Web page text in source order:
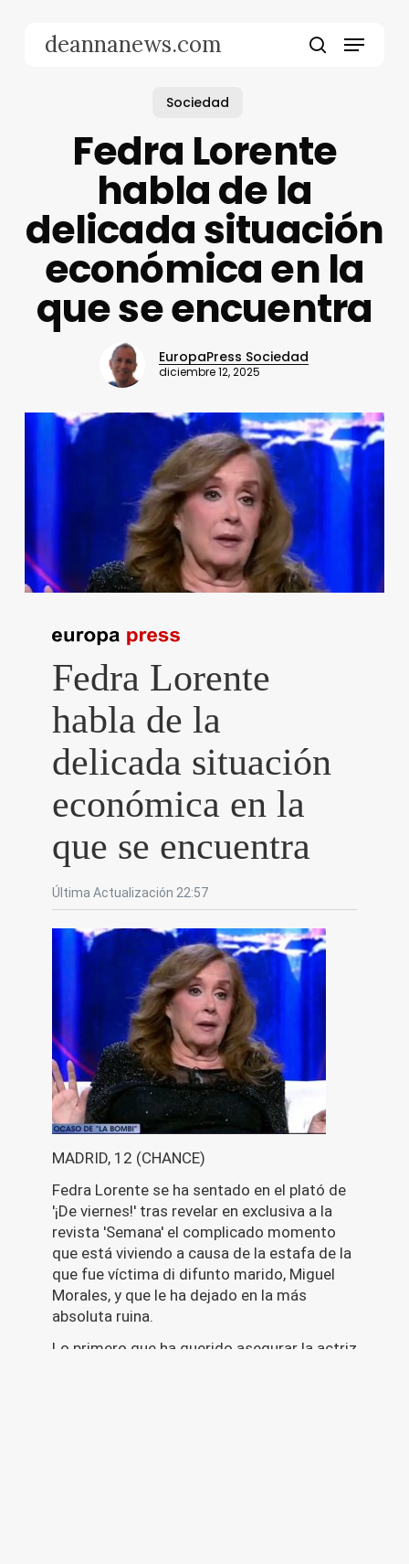
deannanews.com Menu
Sociedad
Fedra Lorente
habla de la
delicada situación
económica en la
que se encuentra
EuropaPress Sociedad
diciembre 12, 2025